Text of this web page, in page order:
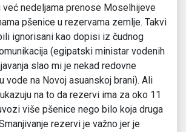
već nedeljama prenose Moselhijeve
pšenice u rezervama zemlje. Takvi
ignorisani kao dopisi iz čudnog
(egipatski ministar vodenih
slao mi je nekad redovne
vode na Novoj asuanskoj brani). Ali
na to da rezervi ima za oko 11
više pšenice nego bilo koja druga
rezervi je važno jer je